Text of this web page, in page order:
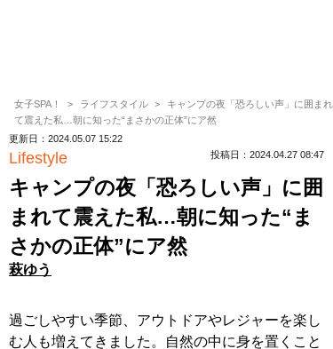
女子SPA！ ライフスタイル
キャンプの夜「恐ろしい声」に囲まれ
て震えた私…朝に知った“まさかの正体”にア然
更新日：2024.05.07 15:22
Lifestyle 投稿日：2024.04.27 08:47
キャンプの夜「恐ろしい声」に囲
まれて震えた私…朝に知った“ま
さかの正体”にア然
萩ゆう
過ごしやすい季節、アウトドアやレジャーを楽し
む人も増えてきました。自然の中に身を置くこと